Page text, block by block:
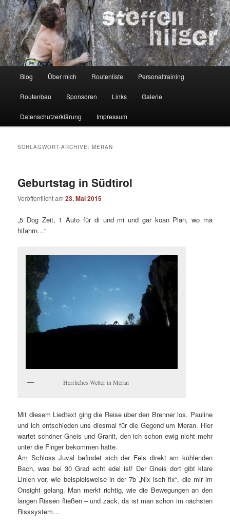
Zum
Inhalt
wechseln
Zum
sekundären
Inhalt
wechselnSteffen Hilger
Kletterer – Routenbauer – Trainer
Blog Über mich Routenliste Personaltraining
Routenbau Sponsoren Links Galerie
Datenschutzerklärung Impressum
SCHLAGWORT-ARCHIVE:MERAN
Geburtstag in Südtirol
Veröffentlicht am23. Mai 2015
„5 Dog Zeit, 1 Auto für di und mi und gar koan Plan, wo ma
hifahrn…“
Herrliches Wetter in Meran
Mit diesem Liedtext ging die Reise über den Brenner los. Pauline
und ich entschieden uns diesmal für die Gegend um Meran. Hier
wartet schöner Gneis und Granit, den ich schon ewig nicht mehr
unter die Finger bekommen hatte.
Am Schloss Juval befindet sich der Fels direkt am kühlenden
Bach, was bei 30 Grad echt edel ist! Der Gneis dort gibt klare
Linien vor, wie beispielsweise in der 7b „Nix isch fix“, die mir im
Onsight gelang. Man merkt richtig, wie die Bewegungen an den
langen Rissen fließen – und zack, da ist man schon im nächsten
Risssystem…